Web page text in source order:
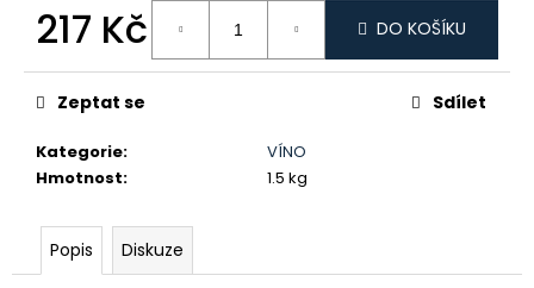
217 Kč
cena:
DO KOŠÍKU
Kategorie:
VÍNO
Hmotnost: 1.5 kg
Zeptat se Sdílet
Popis Diskuze
D
o
p
u